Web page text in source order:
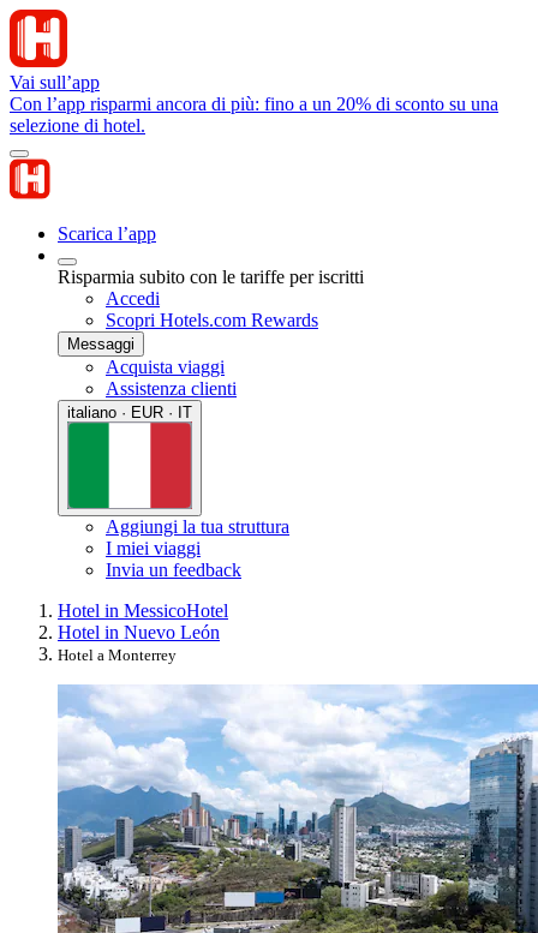
Vai sull’app
Con l’app risparmi ancora di più: fino a un 20% di sconto su una
selezione di hotel.
Scarica l’app
Risparmia subito con le tariffe per iscritti
Accedi
Scopri Hotels.com Rewards
Messaggi
Acquista viaggi
Assistenza clienti
italiano · EUR · IT
Aggiungi la tua struttura
I miei viaggi
Invia un feedback
Hotel in MessicoHotel
Hotel in Nuevo León
Hotel a Monterrey